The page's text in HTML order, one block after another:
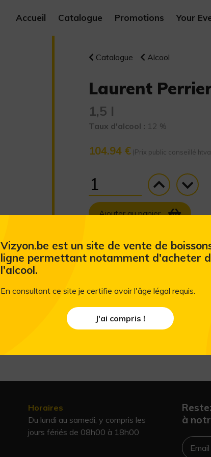
Accueil Catalogue Promotions Your
Catalogue Alcool
Laurent
1,5 l
Taux d'alcool : 12 %
104.94 €(Prix public conseillé
Ajouter au panier
Horaires
Du lundi au samedi, y compris les
jours fériés de 08h00 à 18h00
à
Vizyon.be est un site de vente de
ligne permettant notamment d'acheter
l'alcool.
En consultant ce site je certifie avoir l'âge légal requis.
J'ai compris !